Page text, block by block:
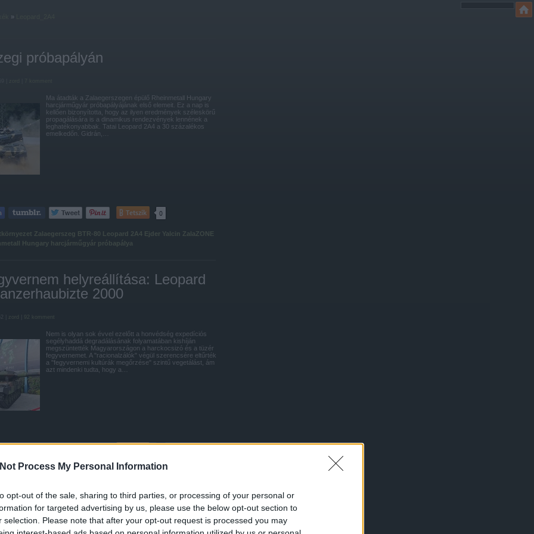
Process My Personal Information
opt-out of the sale, sharing to third parties, or processing of your personal or
for targeted advertising by us, please use the below opt-out section to
selection. Please note that after your opt-out request is processed you may
»
próbapályán
Ma átadták a Zalaegerszegen épülő Rheinmetall Hungary
harcjárműgyár próbapályájának első elemeit. Ez a nap is
kellően bizonyította, hogy az ilyen eredmények széleskörű
propagálására is a dinamikus rendezvények lennének a
leghatékonyabbak. Tatai Leopard 2A4 a 30 százalékos
emelkedőn. Gidrán,…
Tetszik 0
Zalaegerszeg BTR-80 Leopard 2A4 Ejder Yalcin ZalaZONE
Hungary harcjárműgyár próbapálya
helyreállítása: Leopard
2000
zord
Nem is olyan sok évvel ezelőtt a honvédség expedíciós
segélyhaddá degradálásának folyamatában kishíján
megszüntették Magyarországon a harckocsizó és a tüzér
fegyvernemet. A "racionalzálók" végül szerencsére eltűrték
a "fegyvernemi kultúrák megőrzése" szintű vegetálást, ám
azt mindenki tudta, hogy a…
Leopard 2A7+ Leopard 2A4 KMW Krauss-Maffei Wegmann